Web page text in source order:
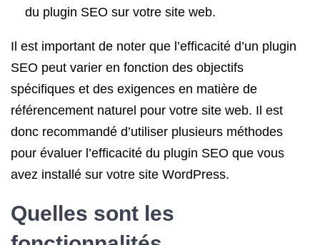
du plugin SEO sur votre site web.
Il est important de noter que l’efficacité d’un plugin
SEO peut varier en fonction des objectifs
spécifiques et des exigences en matière de
référencement naturel pour votre site web. Il est
donc recommandé d’utiliser plusieurs méthodes
pour évaluer l’efficacité du plugin SEO que vous
avez installé sur votre site WordPress.
Quelles sont les